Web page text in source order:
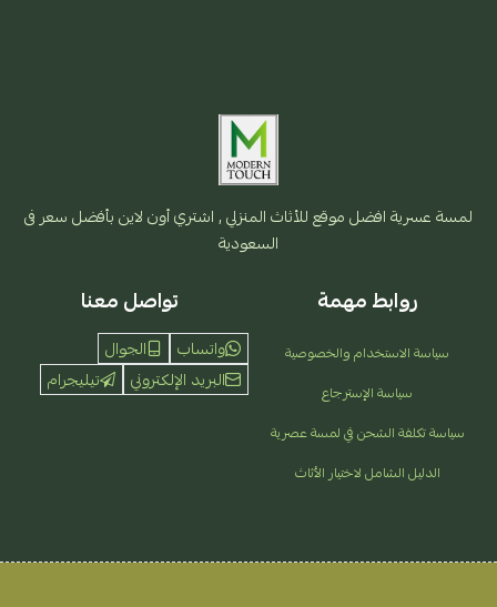
لمسة عسرية افضل موقع للأثاث المنزلي , اشتري أون لاين بأفضل سعر فى
السعودية
روابط مهمة
سياسة الاستخدام والخصوصية
سياسة الإسترجاع
سياسة تكلفة الشحن في لمسة عصرية
الدليل الشامل لاختيار الأثاث
تواصل معنا
واتساب
الجوال
البريد الإلكتروني
تيليجرام